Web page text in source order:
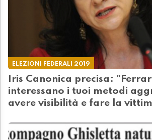
ELEZIONI FEDERALI 2019
Iris Canonica precisa:
interessano i tuoi metodi
avere visibilità e fare la